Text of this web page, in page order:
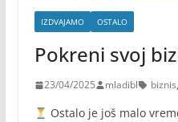
IZDVAJAMO OSTALO
Pokreni svoj
23/04/2025 mladibl biznis,
Ostalo je još malo